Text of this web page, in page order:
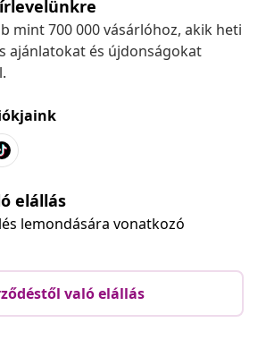
mint 700 000 vásárlóhoz, akik heti
ajánlatokat és újdonságokat
elállás
lemondására vonatkozó
való elállás